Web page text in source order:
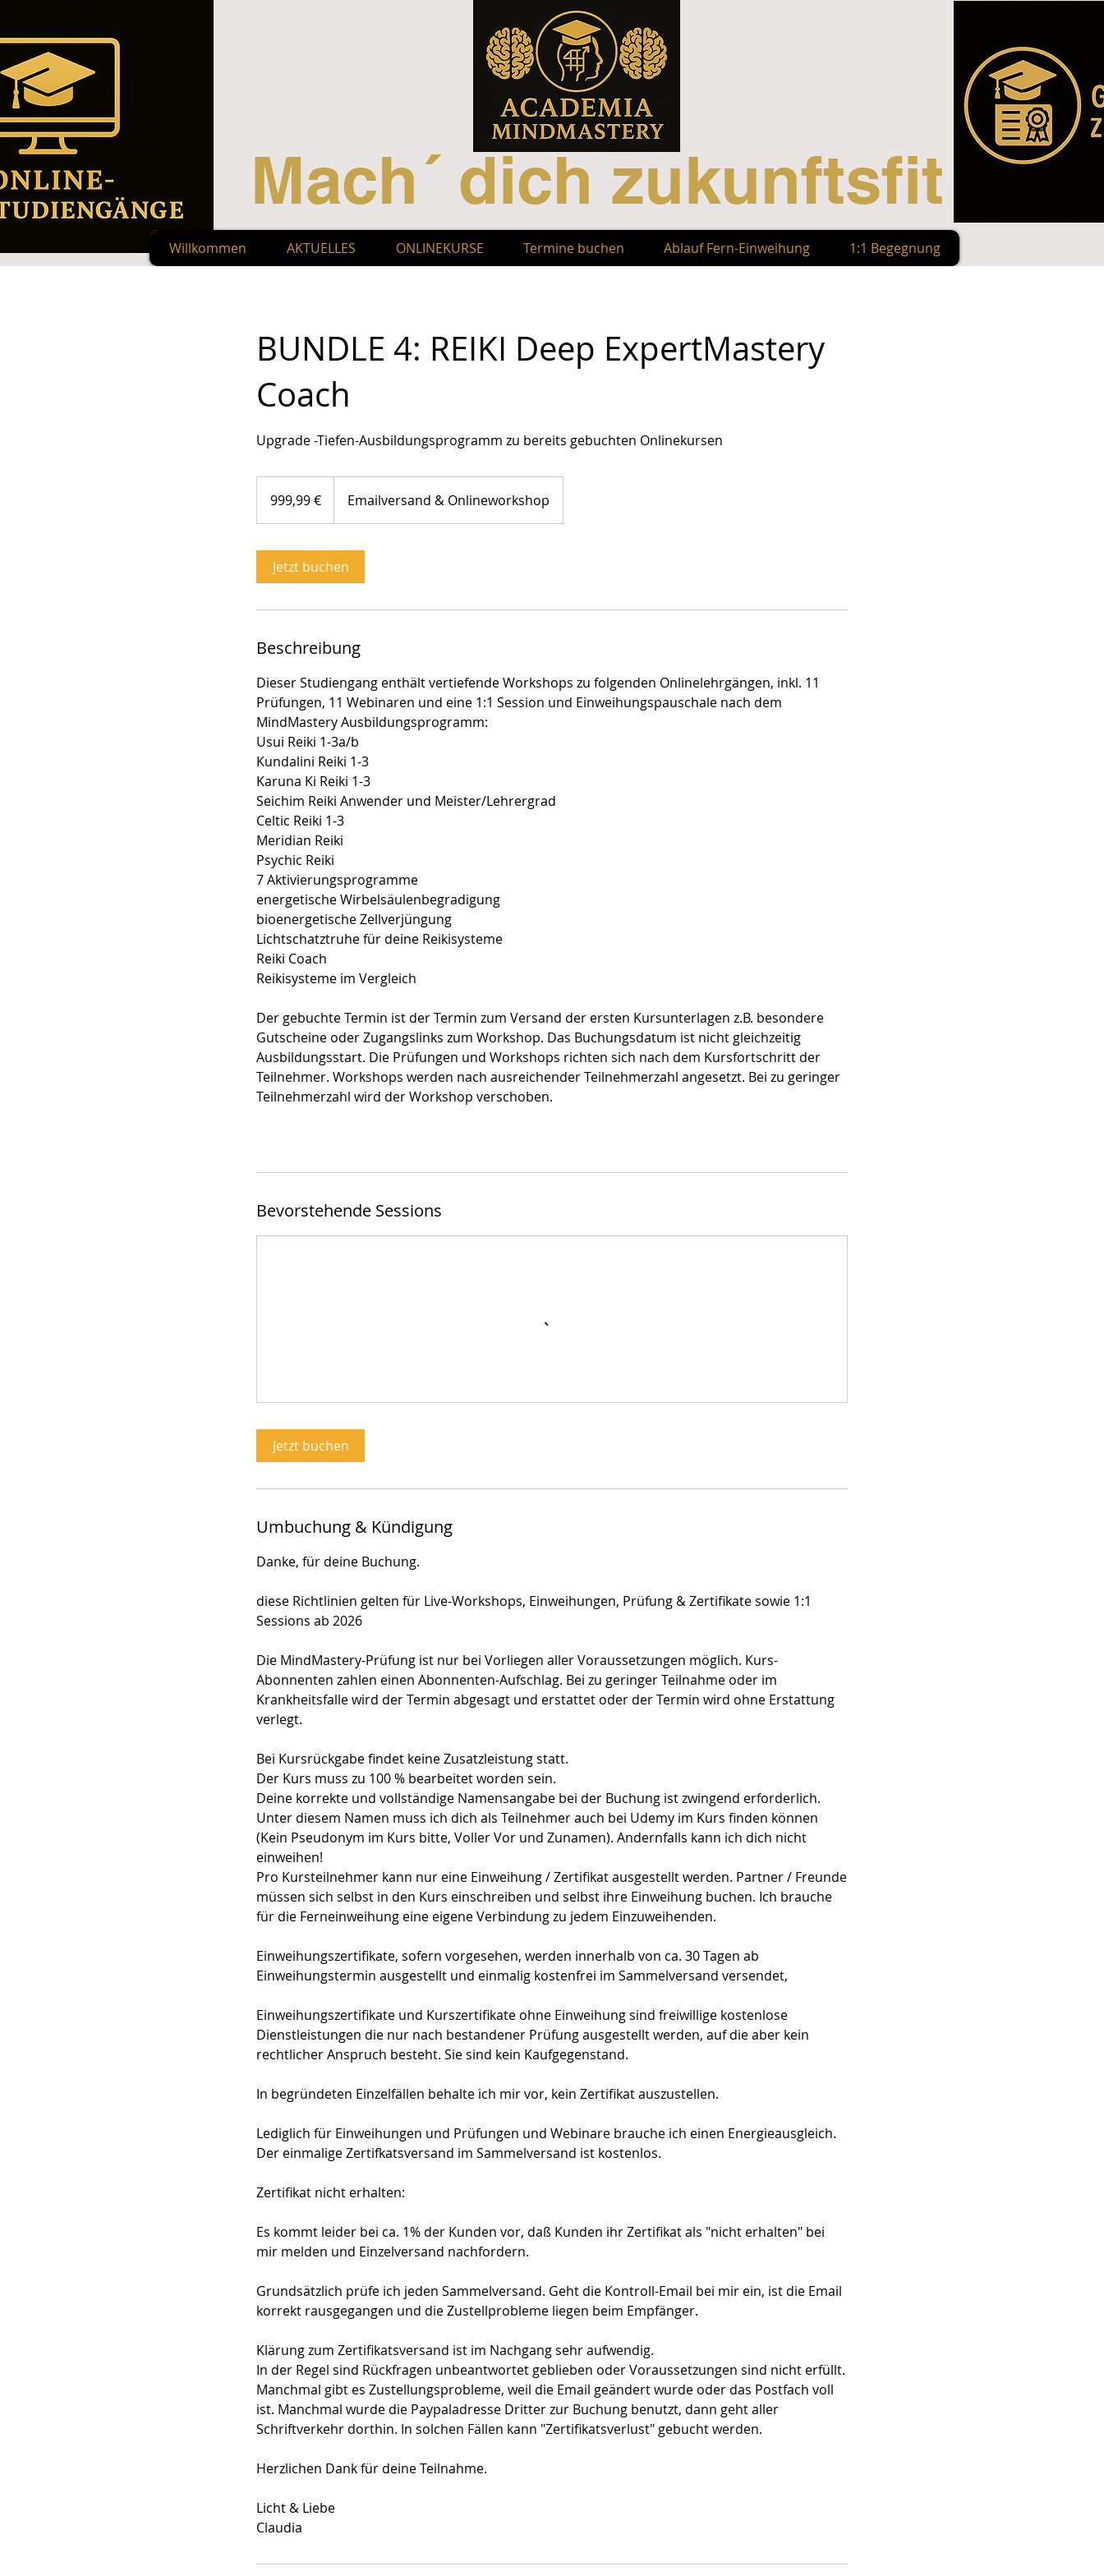
Mach´ dich zukunftsfit
Willkommen AKTUELLES ONLINEKURSE Termine buchen Ablauf Fern-Einweihung 1:1 Begegnung
BUNDLE 4: REIKI Deep ExpertMastery
Coach
Upgrade -Tiefen-Ausbildungsprogramm zu bereits gebuchten Onlinekursen
999,99 € Emailversand & Onlineworkshop
Jetzt buchen
Beschreibung
Dieser Studiengang enthält vertiefende Workshops zu folgenden Onlinelehrgängen, inkl. 11
Prüfungen, 11 Webinaren und eine 1:1 Session und Einweihungspauschale nach dem
MindMastery Ausbildungsprogramm:
Usui Reiki 1-3a/b
Kundalini Reiki 1-3
Karuna Ki Reiki 1-3
Seichim Reiki Anwender und Meister/Lehrergrad
Celtic Reiki 1-3
Meridian Reiki
Psychic Reiki
7 Aktivierungsprogramme
energetische Wirbelsäulenbegradigung
bioenergetische Zellverjüngung
Lichtschatztruhe für deine Reikisysteme
Reiki Coach
Reikisysteme im Vergleich
Der gebuchte Termin ist der Termin zum Versand der ersten Kursunterlagen z.B. besondere
Gutscheine oder Zugangslinks zum Workshop. Das Buchungsdatum ist nicht gleichzeitig
Ausbildungsstart. Die Prüfungen und Workshops richten sich nach dem Kursfortschritt der
Teilnehmer. Workshops werden nach ausreichender Teilnehmerzahl angesetzt. Bei zu geringer
Teilnehmerzahl wird der Workshop verschoben.
Bevorstehende Sessions
Jetzt buchen
Umbuchung & Kündigung
Danke, für deine Buchung.
diese Richtlinien gelten für Live-Workshops, Einweihungen, Prüfung & Zertifikate sowie 1:1
Sessions ab 2026
Die MindMastery-Prüfung ist nur bei Vorliegen aller Voraussetzungen möglich. Kurs-
Abonnenten zahlen einen Abonnenten-Aufschlag. Bei zu geringer Teilnahme oder im
Krankheitsfalle wird der Termin abgesagt und erstattet oder der Termin wird ohne Erstattung
verlegt.
Bei Kursrückgabe findet keine Zusatzleistung statt.
Der Kurs muss zu 100 % bearbeitet worden sein.
Deine korrekte und vollständige Namensangabe bei der Buchung ist zwingend erforderlich.
Unter diesem Namen muss ich dich als Teilnehmer auch bei Udemy im Kurs finden können
(Kein Pseudonym im Kurs bitte, Voller Vor und Zunamen). Andernfalls kann ich dich nicht
einweihen!
Pro Kursteilnehmer kann nur eine Einweihung / Zertifikat ausgestellt werden. Partner / Freunde
müssen sich selbst in den Kurs einschreiben und selbst ihre Einweihung buchen. Ich brauche
für die Ferneinweihung eine eigene Verbindung zu jedem Einzuweihenden.
Einweihungszertifikate, sofern vorgesehen, werden innerhalb von ca. 30 Tagen ab
Einweihungstermin ausgestellt und einmalig kostenfrei im Sammelversand versendet,
Einweihungszertifikate und Kurszertifikate ohne Einweihung sind freiwillige kostenlose
Dienstleistungen die nur nach bestandener Prüfung ausgestellt werden, auf die aber kein
rechtlicher Anspruch besteht. Sie sind kein Kaufgegenstand.
In begründeten Einzelfällen behalte ich mir vor, kein Zertifikat auszustellen.
Lediglich für Einweihungen und Prüfungen und Webinare brauche ich einen Energieausgleich.
Der einmalige Zertifkatsversand im Sammelversand ist kostenlos.
Zertifikat nicht erhalten:
Es kommt leider bei ca. 1% der Kunden vor, daß Kunden ihr Zertifikat als "nicht erhalten" bei
mir melden und Einzelversand nachfordern.
Grundsätzlich prüfe ich jeden Sammelversand. Geht die Kontroll-Email bei mir ein, ist die Email
korrekt rausgegangen und die Zustellprobleme liegen beim Empfänger.
Klärung zum Zertifikatsversand ist im Nachgang sehr aufwendig.
In der Regel sind Rückfragen unbeantwortet geblieben oder Voraussetzungen sind nicht erfüllt.
Manchmal gibt es Zustellungsprobleme, weil die Email geändert wurde oder das Postfach voll
ist. Manchmal wurde die Paypaladresse Dritter zur Buchung benutzt, dann geht aller
Schriftverkehr dorthin. In solchen Fällen kann "Zertifikatsverlust" gebucht werden.
Herzlichen Dank für deine Teilnahme.
Licht & Liebe
Claudia